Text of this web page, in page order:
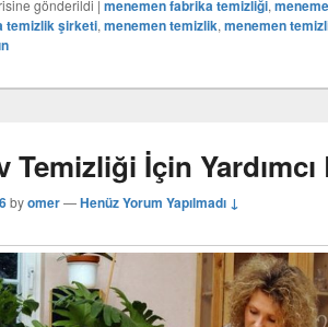
gönderildi | menemen fabrika temizliği,
temizlik şirketi, menemen temizlik, menemen
Temizliği İçin Yardımcı
byomer—Henüz Yorum Yapılmadı ↓